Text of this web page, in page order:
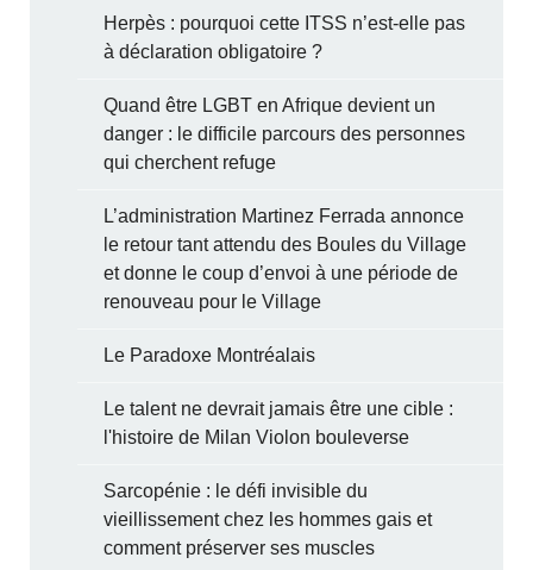
Herpès : pourquoi cette ITSS n’est-elle pas
à déclaration obligatoire ?
Quand être LGBT en Afrique devient un
danger : le difficile parcours des personnes
qui cherchent refuge
L’administration Martinez Ferrada annonce
le retour tant attendu des Boules du Village
et donne le coup d’envoi à une période de
renouveau pour le Village
Le Paradoxe Montréalais
Le talent ne devrait jamais être une cible :
l'histoire de Milan Violon bouleverse
Sarcopénie : le défi invisible du
vieillissement chez les hommes gais et
comment préserver ses muscles